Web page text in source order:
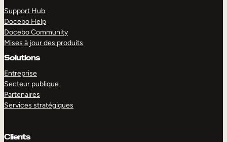
Support Hub
Docebo Help
Docebo Community
Mises à jour des produits
Solutions
Entreprise
Secteur publique
Partenaires
Services stratégiques
Clients